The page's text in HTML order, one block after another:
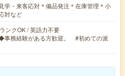
学・来客応対＊備品発注＊在庫管理＊小
対など
ンクOK / 英語力不要
務経験がある方歓迎。 #初めての派